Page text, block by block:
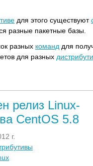
для этого существуют
разные пакетные базы.
разных команд для
для разных
релиз Linux-
CentOS 5.8
г.